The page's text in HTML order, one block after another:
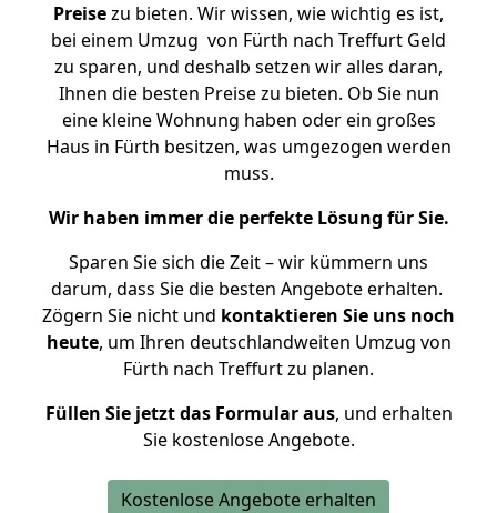
Preisezu bieten. Wir wissen, wie wichtig es ist,
bei einem Umzug von Fürth nach Treffurt Geld
zu sparen, und deshalb setzen wir alles daran,
Ihnen die besten Preise zu bieten. Ob Sie nun
eine kleine Wohnung haben oder ein großes
Haus in Fürth besitzen, was umgezogen werden
muss.
Wir haben immer die perfekte Lösung für Sie.
Sparen Sie sich die Zeit – wir kümmern uns
darum, dass Sie die besten Angebote erhalten.
Zögern Sie nicht und kontaktieren Sie uns noch
heute, um Ihren deutschlandweiten Umzug von
Fürth nach Treffurt zu planen.
Füllen Sie jetzt das Formular aus, und erhalten
Sie kostenlose Angebote.
Kostenlose Angebote erhalten